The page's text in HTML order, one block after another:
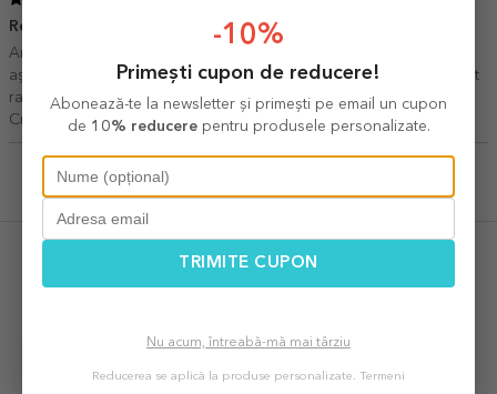
Recomand
Am comandat insigne pentru fete şi băieți. Sunt exact cum mă
aşteptam. Am comunicat extrem de bine cu furnizorii lor şi au venit
rapid. O echipă de profesionişti. Mulțumesc!
Crinela,
Alba Iulia
Ultimele produse vizualizate
-10%
Primești cupon de reducere!
Abonează-te la newsletter și primești pe email un cupon
de 10% reducerepentru produsele personalizate.
TRIMITE CUPON
Nu acum, întreabă-mă mai târziu
Reducerea se aplică la produse personalizate. Termeni